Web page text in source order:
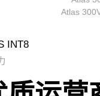
Atlas
INT8